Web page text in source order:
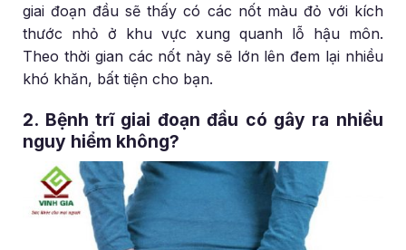
giai đoạn đầu sẽ thấy có các nốt màu đỏ với kích
thước nhỏ ở khu vực xung quanh lỗ hậu môn.
Theo thời gian các nốt này sẽ lớn lên đem lại nhiều
khó khăn, bất tiện cho bạn.
2. Bệnh trĩ giai đoạn đầu có gây ra nhiều
nguy hiểm không?